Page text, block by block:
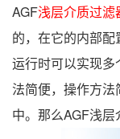
AGF浅层介质过滤
的，在它的内部
运行时可以实现
法简便，操作方
中。那么AGF浅层